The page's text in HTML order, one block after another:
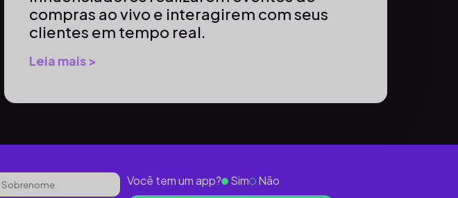
compras ao vivo e interagirem com seus
clientes em tempo real.
Leia mais >
Você tem um app? Sim Não